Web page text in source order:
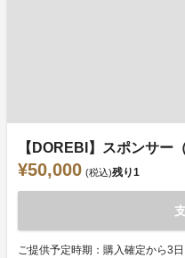
【DOREBI】スポンサー
¥50,000 (税込)残り1
ご提供予定時期：購入確定から3